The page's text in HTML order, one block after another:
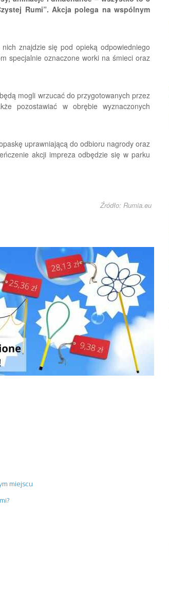
Rumi”. Akcja polega na wspólnym
znajdzie się pod opieką odpowiedniego
specjalnie oznaczone worki na śmieci oraz
mogli wrzucać do przygotowanych przez
pozostawiać w obrębie wyznaczonych
uprawniającą do odbioru nagrody oraz
akcji impreza odbędzie się w parku
Źródło: Rumia.eu
miejscu